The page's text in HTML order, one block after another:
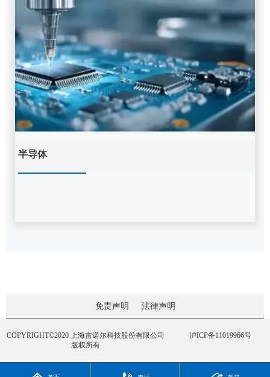
半导体
免责声明 法律声明
COPYRIGHT©2020 上海雷诺尔科技股份有限公司
版权所有
沪ICP备11019966号